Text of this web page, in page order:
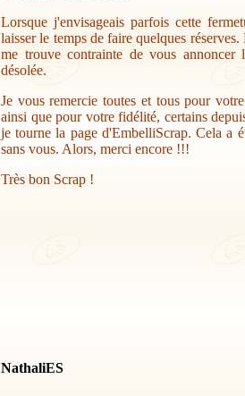
Lorsque j'envisageais parfois cette
laisser le temps de faire quelques
me trouve contrainte de vous annoncer
désolée.
Je vous remercie toutes et tous pour
ainsi que pour votre fidélité, certains
je tourne la page d'EmbelliScrap. Cela a
sans vous. Alors, merci encore !!!
Très bon Scrap !
NathaliES